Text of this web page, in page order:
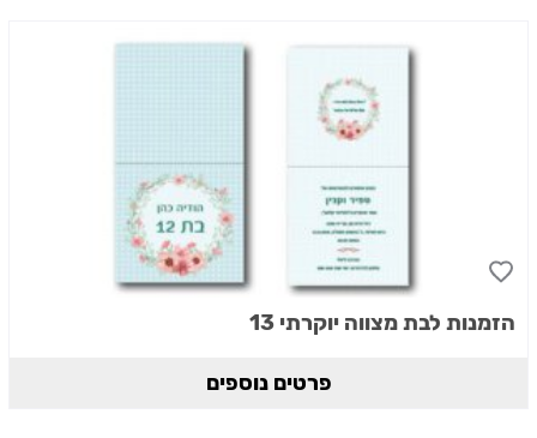
הזמנות לבת מצווה יוקרתי 13
פרטים נוספים